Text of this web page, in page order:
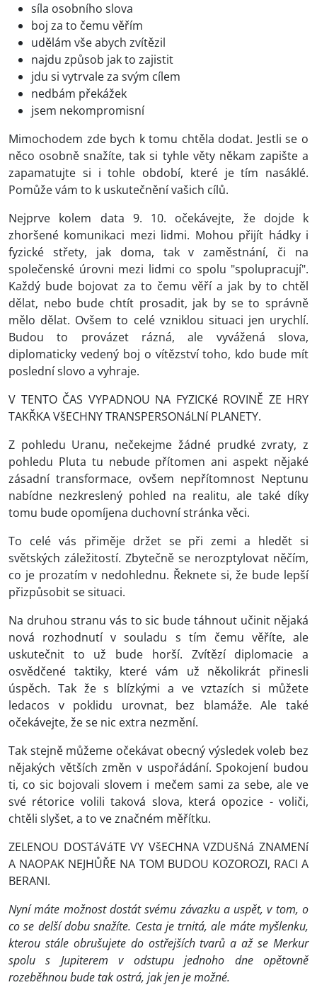
síla osobního slova
boj za to čemu věřím
udělám vše abych zvítězil
najdu způsob jak to zajistit
jdu si vytrvale za svým cílem
nedbám překážek
jsem nekompromisní
Mimochodem zde bych k tomu chtěla dodat. Jestli se o
něco osobně snažíte, tak si tyhle věty někam zapište a
zapamatujte si i tohle období, které je tím nasáklé.
Pomůže vám to k uskutečnění vašich cílů.
Nejprve kolem data 9. 10. očekávejte, že dojde k
zhoršené komunikaci mezi lidmi. Mohou přijít hádky i
fyzické střety, jak doma, tak v zaměstnání, či na
společenské úrovni mezi lidmi co spolu "spolupracují".
Každý bude bojovat za to čemu věří a jak by to chtěl
dělat, nebo bude chtít prosadit, jak by se to správně
mělo dělat. Ovšem to celé vzniklou situaci jen urychlí.
Budou to provázet rázná, ale vyvážená slova,
diplomaticky vedený boj o vítězství toho, kdo bude mít
poslední slovo a vyhraje.
V TENTO ČAS VYPADNOU NA FYZICKé ROVINĚ ZE HRY
TAKŘKA VšECHNY TRANSPERSONáLNí PLANETY.
Z pohledu Uranu, nečekejme žádné prudké zvraty, z
pohledu Pluta tu nebude přítomen ani aspekt nějaké
zásadní transformace, ovšem nepřítomnost Neptunu
nabídne nezkreslený pohled na realitu, ale také díky
tomu bude opomíjena duchovní stránka věci.
To celé vás přiměje držet se při zemi a hledět si
světských záležitostí. Zbytečně se nerozptylovat něčím,
co je prozatím v nedohlednu. Řeknete si, že bude lepší
přizpůsobit se situaci.
Na druhou stranu vás to sic bude táhnout učinit nějaká
nová rozhodnutí v souladu s tím čemu věříte, ale
uskutečnit to už bude horší. Zvítězí diplomacie a
osvědčené taktiky, které vám už několikrát přinesli
úspěch. Tak že s blízkými a ve vztazích si můžete
ledacos v poklidu urovnat, bez blamáže. Ale také
očekávejte, že se nic extra nezmění.
Tak stejně můžeme očekávat obecný výsledek voleb bez
nějakých větších změn v uspořádání. Spokojení budou
ti, co sic bojovali slovem i mečem sami za sebe, ale ve
své rétorice volili taková slova, která opozice - voliči,
chtěli slyšet, a to ve značném měřítku.
ZELENOU DOSTáVáTE VY VšECHNA VZDUšNá ZNAMENí
A NAOPAK NEJHŮŘE NA TOM BUDOU KOZOROZI, RACI A
BERANI.
Nyní máte možnost dostát svému závazku a uspět, v tom, o
co se delší dobu snažíte. Cesta je trnitá, ale máte myšlenku,
kterou stále obrušujete do ostřejších tvarů a až se Merkur
spolu s Jupiterem v odstupu jednoho dne opětovně
rozeběhnou bude tak ostrá, jak jen je možné.